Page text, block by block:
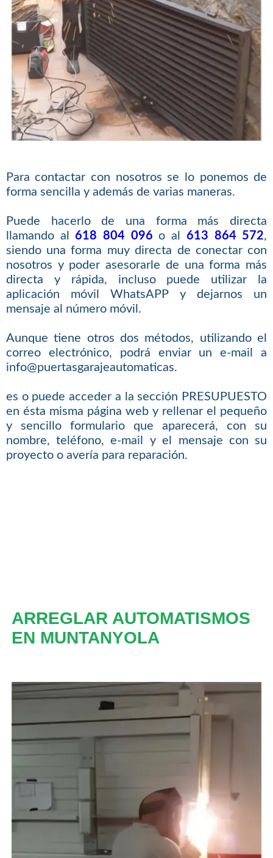
Para contactar con nosotros se lo ponemos de
forma sencilla y además de varias maneras.
Puede hacerlo de una forma más directa
llamando al618 804 096 o al 613 864 572,
siendo una forma muy directa de conectar con
nosotros y poder asesorarle de una forma más
directa y rápida, incluso puede utilizar la
aplicación móvil WhatsAPP y dejarnos un
mensaje al número móvil.
Aunque tiene otros dos métodos, utilizando el
correo electrónico, podrá enviar un e-mail a
info@puertasgarajeautomaticas.
es o puede acceder a la sección PRESUPUESTO
en ésta misma página web y rellenar el pequeño
y sencillo formulario que aparecerá, con su
nombre, teléfono, e-mail y el mensaje con su
proyecto o avería para reparación.
ARREGLAR AUTOMATISMOS
EN MUNTANYOLA